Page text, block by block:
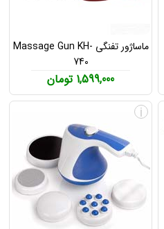
ماساژور تفنگی Massage Gun KH-
740
1,599,000 تومان
i